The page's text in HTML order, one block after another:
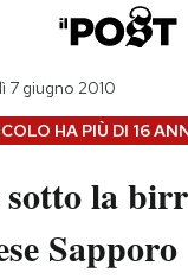
HA PIÙ DI 16
7 giugno 2010
sotto la
Sapporo